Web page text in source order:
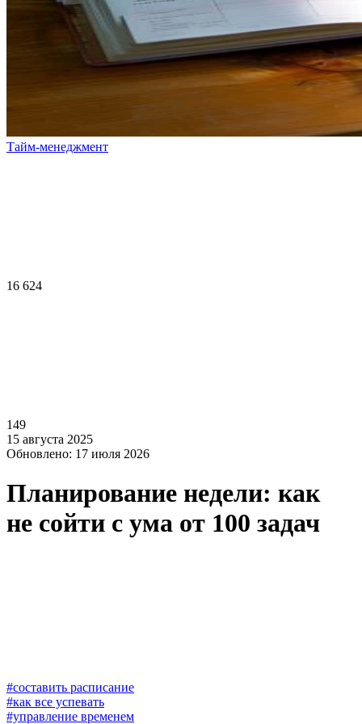
Тайм-менеджмент
16 624
149
15 августа 2025
Обновлено: 17 июля 2026
Планирование недели: как
не сойти с ума от 100 задач
#составить расписание
#как все успевать
#управление временем